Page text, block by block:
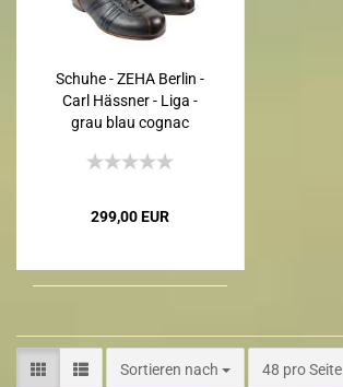
Schuhe - ZEHA Berlin -
Carl Hässner - Liga -
grau blau cognac
299,00 EUR
Sortieren nach 48 pro Seite